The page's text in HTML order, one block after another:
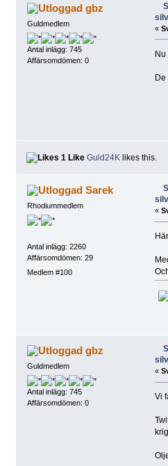
gbz
Guldmedlem
Antal inlägg: 745
Affärsomdömen: 0
«
Nu
De
1 Like Guld24Klikes this.
Sarek
Rhodiummedlem
Antal inlägg: 2260
Affärsomdömen: 29
Medlem #100
«
gbz
Guldmedlem
Antal inlägg: 745
Affärsomdömen: 0
«
Vi